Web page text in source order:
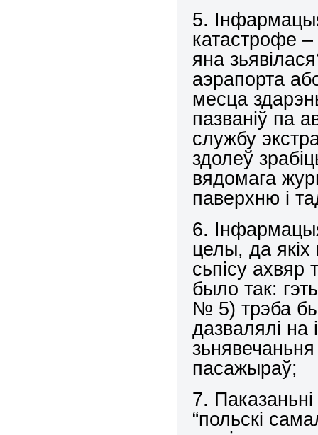
5.
катастрофе
яна
аэрапорта
месца
пазваніў па
службу
здолеў
вядомага
паверхню і
6.
целы, да
сьпісу
было так:
№ 5) трэба
дазвалялі
пасажыраў;
7.
“польскі